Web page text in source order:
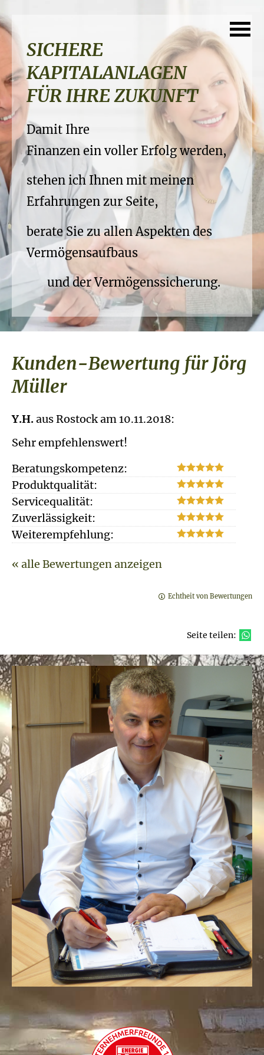
SICHERE
KAPITALANLAGEN
FÜR IHRE ZUKUNFT
Damit Ihre
Finanzen ein voller Erfolg werden,
stehen ich Ihnen mit meinen
Erfahrungen zur Seite,
berate Sie zu allen Aspekten des
Vermögensaufbaus
und der Vermögenssicherung.
PROFESSIONELLE
RUHESTANDSPLANUNG
Ihre Vorsorge gehört in sichere
Hände...
..damit Sie Ihren Ruhestand wiklich
sichern
und die Früchte Ihrer Arbeit
genießen können.
IHRER TRÄUME
Finanzierungen von Anfang an
in professionelle Hände legen...
...damit Sie auch in Zukunft das
Leben genießen können
und Ihre Träume sich
verwirklichen.
Kunden-Bewertung für Jörg
Müller
Y.H.aus Rostockam 10.11.2018:
Sehr empfehlenswert!
Beratungskompetenz:
Produktqualität:
Servicequalität:
Zuverlässigkeit:
Weiterempfehlung:
« alle Bewertungen anzeigen
Echtheit von Bewertungen
Seite teilen: